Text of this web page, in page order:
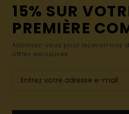
15% SUR
PREMIÈRE
Abonnez-vous pour recevoir nos
offres exclusives.